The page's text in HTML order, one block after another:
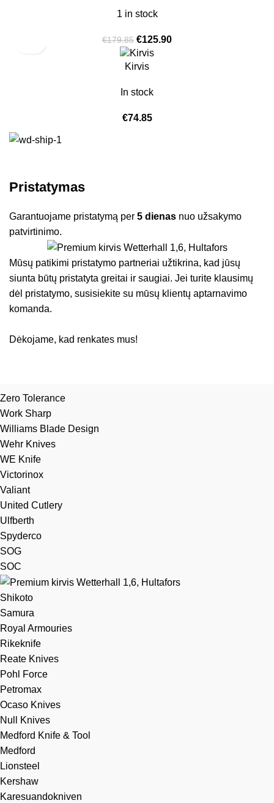
1 in stock
€179.85 €125.90
Kirvis
In stock
€74.85
Pristatymas
Garantuojame pristatymą per5 dienas nuo užsakymo
patvirtinimo.
Mūsų patikimi pristatymo partneriai užtikrina, kad jūsų
siunta būtų pristatyta greitai ir saugiai. Jei turite klausimų
dėl pristatymo, susisiekite su mūsų klientų aptarnavimo
komanda.
Dėkojame, kad renkates mus!
Zero Tolerance
Work Sharp
Williams Blade Design
Wehr Knives
WE Knife
Victorinox
Valiant
United Cutlery
Ulfberth
Spyderco
SOG
SOC
Shikoto
Samura
Royal Armouries
Rikeknife
Reate Knives
Pohl Force
Petromax
Ocaso Knives
Null Knives
Medford Knife & Tool
Medford
Lionsteel
Kershaw
Karesuandokniven